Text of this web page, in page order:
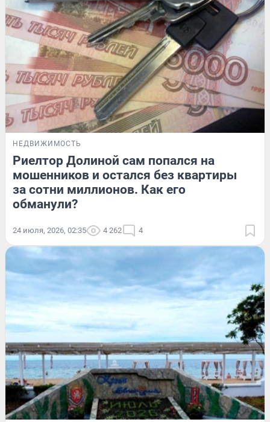
НЕДВИЖИМОСТЬ
Риелтор Долиной сам попался на
мошенников и остался без квартиры
за сотни миллионов. Как его
обманули?
24 июля, 2026, 02:35 4 262 4